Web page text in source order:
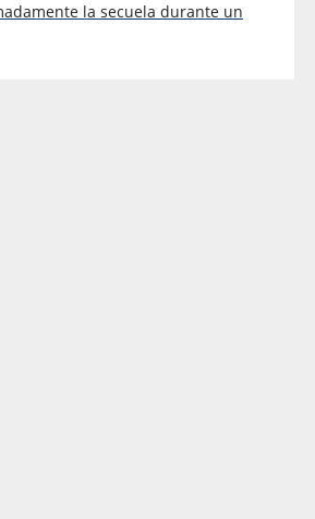
la secuela durante un